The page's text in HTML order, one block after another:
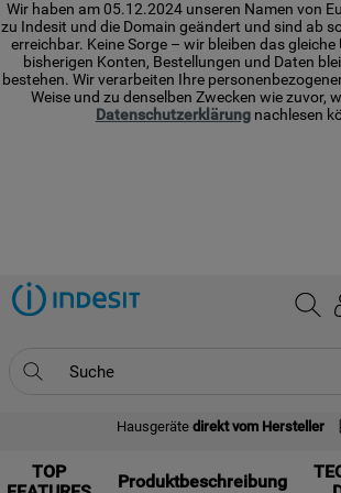
Wir haben am 05.12.2024 unseren Namen von
zu Indesit und die Domain geändert und sind ab
erreichbar. Keine Sorge – wir bleiben das
bisherigen Konten, Bestellungen und Daten
bestehen. Wir verarbeiten Ihre
Weise und zu denselben Zwecken wie zuvor,
Datenschutzerklärungnachlesen
Hausgeräte direkt vom Hersteller
TOP
Produktbeschreibung
TOP SEARCHES
1 waschmaschine